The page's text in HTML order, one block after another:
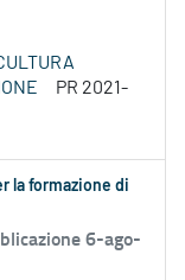
PR 2021-
la formazione di
6-ago-